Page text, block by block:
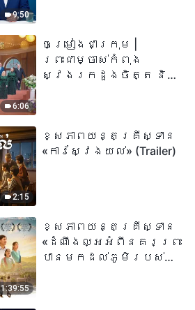
9:50
មានជីវិតអស់កល្ប
ជានិច្ច» មានន័យដូច
ម្តេចពិតប្រាកដ?
6:06
ចម្រៀងជាក្រុម |
ព្រះជាម្ចាស់កំពុង
ស្វែងរកដួងចិត្ត និង
2:15
ខ្សែភាពយន្តគ្រីស្ទាន
«ការស្វែងយល់» (Trailer)
1:39:55
ខ្សែភាពយន្តគ្រីស្ទាន
«ដំណឹងល្អអំពីនគរព្រះ
បានមកដល់​ភូមិរបស់